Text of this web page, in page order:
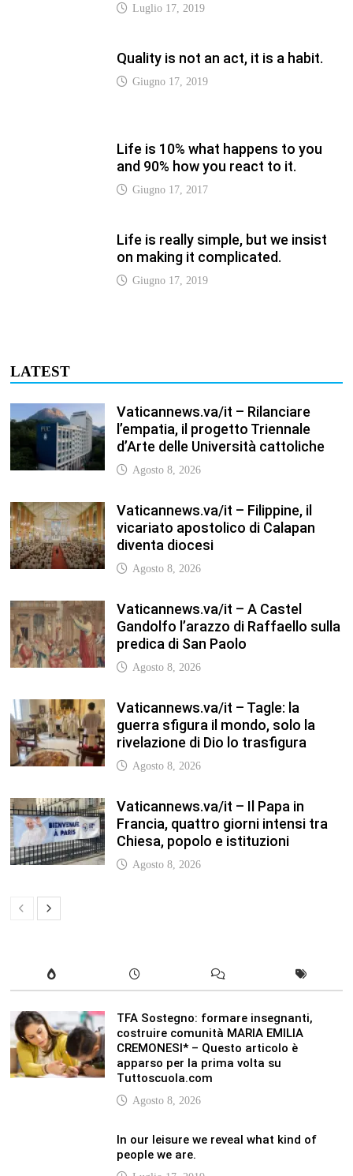
Luglio 17, 2019
Quality is not an act, it is a habit.
Giugno 17, 2019
Life is 10% what happens to you
and 90% how you react to it.
Giugno 17, 2017
Life is really simple, but we insist
on making it complicated.
Giugno 17, 2019
LATEST
Vaticannews.va/it – Rilanciare
l’empatia, il progetto Triennale
d’Arte delle Università cattoliche
Agosto 8, 2026
Vaticannews.va/it – Filippine, il
vicariato apostolico di Calapan
diventa diocesi
Agosto 8, 2026
Vaticannews.va/it – A Castel
Gandolfo l’arazzo di Raffaello sulla
predica di San Paolo
Agosto 8, 2026
Vaticannews.va/it – Tagle: la
guerra sfigura il mondo, solo la
rivelazione di Dio lo trasfigura
Agosto 8, 2026
Vaticannews.va/it – Il Papa in
Francia, quattro giorni intensi tra
Chiesa, popolo e istituzioni
Agosto 8, 2026
TFA Sostegno: formare insegnanti,
costruire comunità MARIA EMILIA
CREMONESI* – Questo articolo è
apparso per la prima volta su
Tuttoscuola.com
Agosto 8, 2026
In our leisure we reveal what kind of
people we are.